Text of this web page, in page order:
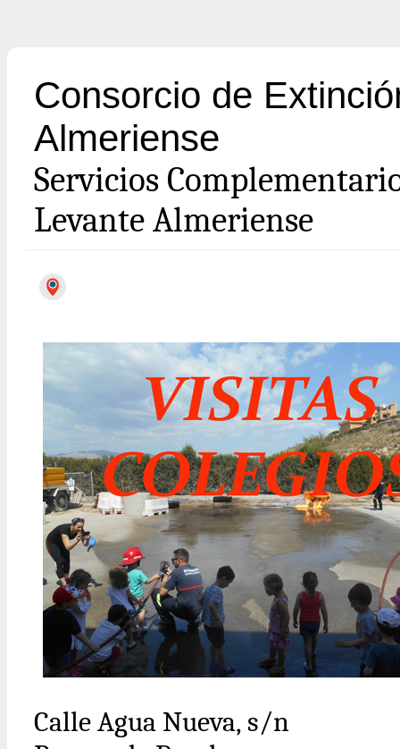
Consorcio de
Almeriense
Servicios
Levante Almeriense
Calle Agua Nueva, s/n